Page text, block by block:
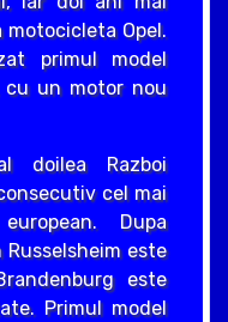
Opel.
primul model
cu un motor nou
doilea Razboi
cel mai
Dupa
este
este
Primul model